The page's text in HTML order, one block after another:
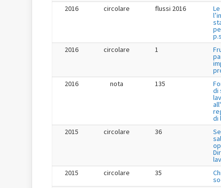
2016
circolare flussi 2016
2016
circolare 1
2016
nota 135
di
di
2015
circolare 36
2015
circolare 35